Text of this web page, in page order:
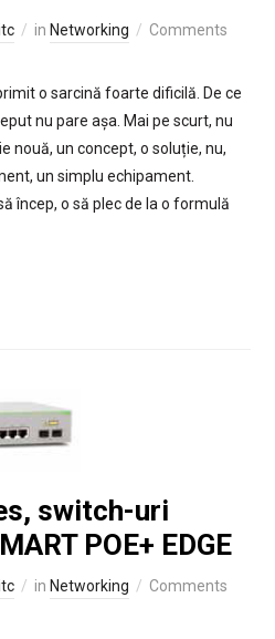
in Networking
Comments
o sarcină foarte dificilă. De ce
nu pare așa. Mai pe scurt, nu
nouă, un concept, o soluție, nu,
un simplu echipament.
încep, o să plec de la o formulă
switch-uri
POE+ EDGE
in Networking
Comments